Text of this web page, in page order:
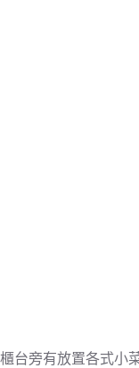
櫃台旁有放置各式小